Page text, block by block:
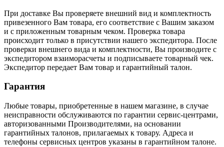
При доставке Вы проверяете внешний вид и комплектность
привезенного Вам товара, его соответствие с Вашим заказом
и с приложенным товарным чеком. Проверка товара
происходит только в присутствии нашего экспедитора. После
проверки внешнего вида и комплектности, Вы производите с
экспедитором взаиморасчеты и подписываете товарный чек.
Экспедитор передает Вам товар и гарантийный талон.
Гарантия
Любые товары, приобретенные в нашем магазине, в случае
неисправности обслуживаются по гарантии сервис-центрами,
авторизованными Производителями, на основании
гарантийных талонов, прилагаемых к товару. Адреса и
телефоны сервисных центров указаны в гарантийном талоне.